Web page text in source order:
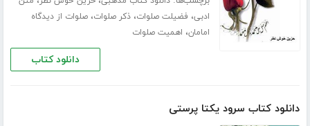
ادبی، فضیلت صلوات،ذکر صلوات،صلوات از دیدگاه
امامان، اهمیت صلوات
دانلود کتاب
دانلود کتاب سرود یکتا پرستی